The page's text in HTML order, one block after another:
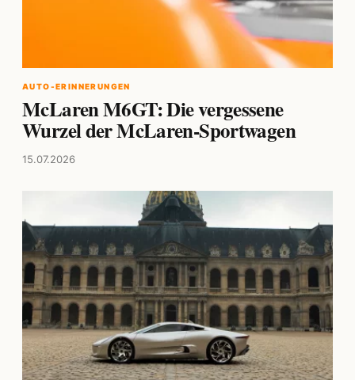
AUTO-ERINNERUNGEN
McLaren M6GT: Die vergessene
Wurzel der McLaren-Sportwagen
15.07.2026